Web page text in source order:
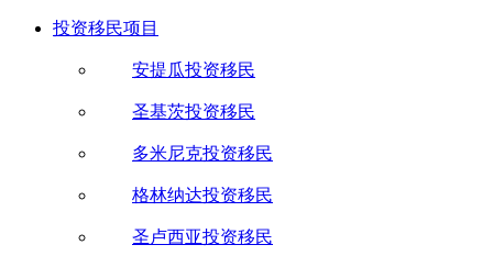
投资移民项目
安提瓜投资移民
圣基茨投资移民
多米尼克投资移民
格林纳达投资移民
圣卢西亚投资移民